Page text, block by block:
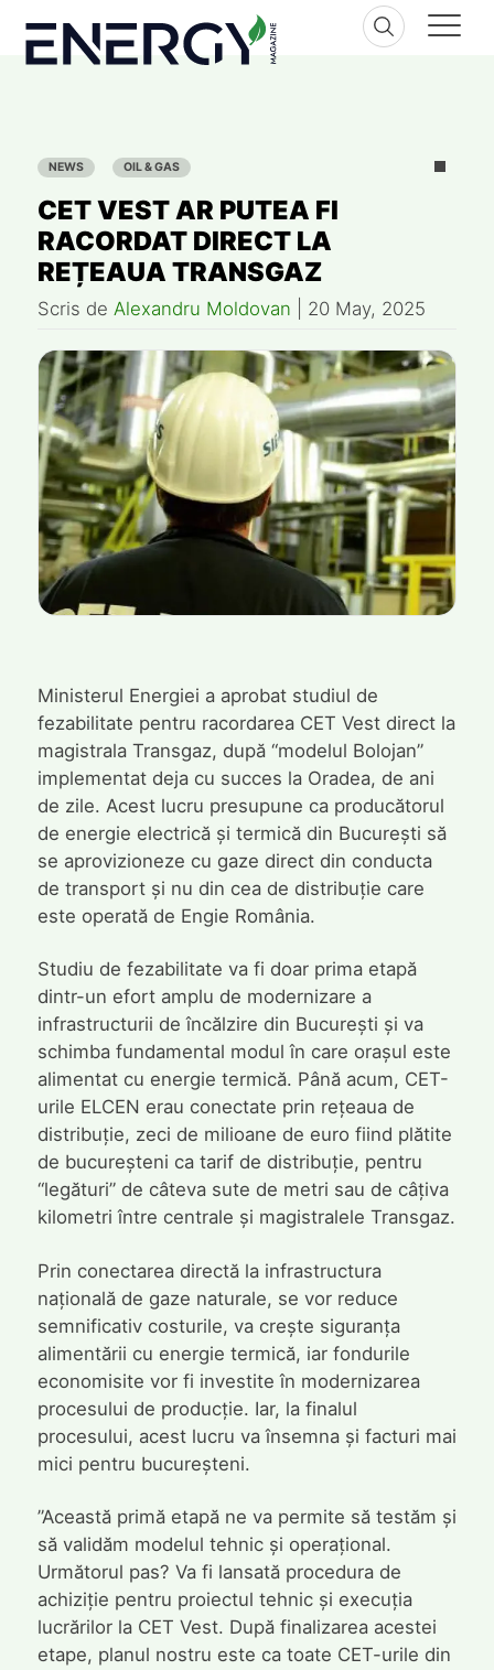
content
NEWS OIL & GAS
CET VEST AR PUTEA FI
RACORDAT DIRECT LA
REȚEAUA TRANSGAZ
Scris de Alexandru Moldovan 20 May, 2025
Ministerul Energiei a aprobat studiul de
fezabilitate pentru racordarea CET Vest direct la
magistrala Transgaz, după “modelul Bolojan”
implementat deja cu succes la Oradea, de ani
de zile. Acest lucru presupune ca producătorul
de energie electrică și termică din București să
se aprovizioneze cu gaze direct din conducta
de transport și nu din cea de distribuție care
este operată de Engie România.
Studiu de fezabilitate va fi doar prima etapă
dintr-un efort amplu de modernizare a
infrastructurii de încălzire din București și va
schimba fundamental modul în care orașul este
alimentat cu energie termică. Până acum, CET-
urile ELCEN erau conectate prin rețeaua de
distribuție, zeci de milioane de euro fiind plătite
de bucureșteni ca tarif de distribuție, pentru
“legături” de câteva sute de metri sau de câțiva
kilometri între centrale și magistralele Transgaz.
Prin conectarea directă la infrastructura
națională de gaze naturale, se vor reduce
semnificativ costurile, va crește siguranța
alimentării cu energie termică, iar fondurile
economisite vor fi investite în modernizarea
procesului de producție. Iar, la finalul
procesului, acest lucru va însemna și facturi mai
mici pentru bucureșteni.
”Această primă etapă ne va permite să testăm și
să validăm modelul tehnic și operațional.
Următorul pas? Va fi lansată procedura de
achiziție pentru proiectul tehnic și execuția
lucrărilor la CET Vest. După finalizarea acestei
etape, planul nostru este ca toate CET-urile din